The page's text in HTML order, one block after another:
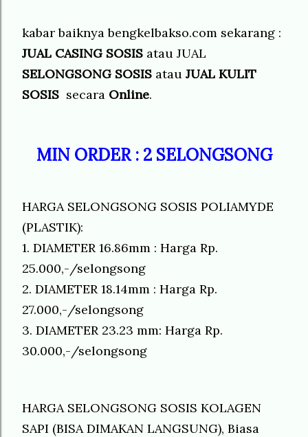
kabar baiknya bengkelbakso.com sekarang :
JUAL CASING SOSIS atau JUAL
SELONGSONG SOSIS atau JUAL KULIT
SOSIS secara Online.
MIN ORDER : 2 SELONGSONG
HARGA SELONGSONG SOSIS POLIAMYDE
(PLASTIK):
1. DIAMETER 16.86mm : Harga Rp.
25.000,-/selongsong
2. DIAMETER 18.14mm : Harga Rp.
27.000,-/selongsong
3. DIAMETER 23.23 mm: Harga Rp.
30.000,-/selongsong
HARGA SELONGSONG SOSIS KOLAGEN
SAPI (BISA DIMAKAN LANGSUNG), Biasa